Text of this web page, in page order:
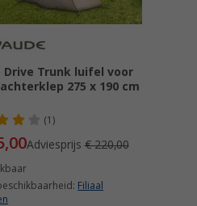
Drive Trunk luifel voor
275 x 190 cm
(1)
Adviesprijs€ 220,00
Filiaal